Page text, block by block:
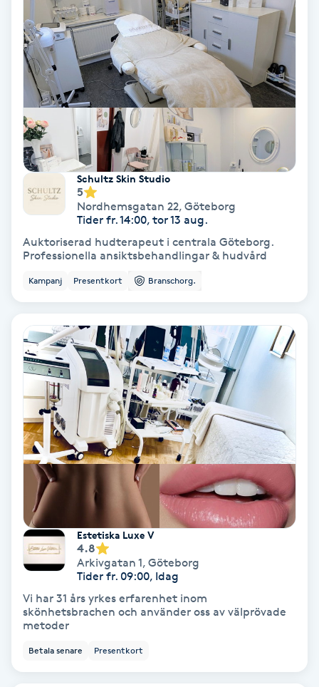
Healing
Herrklippning
HIFU
Hollywood Peel
Hot Stone Massage
Hudvård
Hyaluronsyra
Hyperhidros
Hypnos
Hårborttagning
Hårbottenbehandling
Hårförlängning
Hårvård
Hälsa
Schultz Skin Studio
5
Nordhemsgatan 22, Göteborg
Tider fr. 14:00, tor 13 aug.
Auktoriserad hudterapeut i centrala Göteborg.
Professionella ansiktsbehandlingar & hudvård
Kampanj Presentkort Branschorg.
Estetiska Luxe V
4.8
Arkivgatan 1, Göteborg
Tider fr. 09:00, Idag
Vi har 31 års yrkes erfarenhet inom
skönhetsbrachen och använder oss av välprövade
metoder
Betala senare Presentkort